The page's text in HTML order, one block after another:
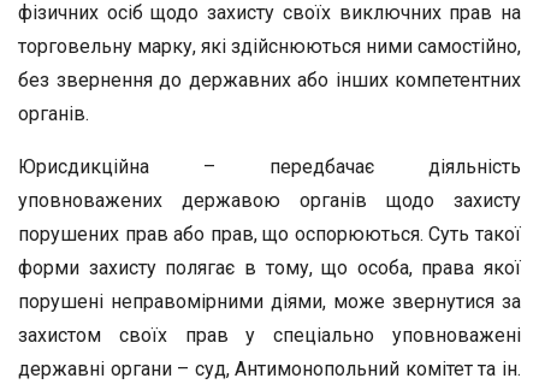
фізичних осіб щодо захисту своїх виключних прав на
торговельну марку, які здійснюються ними самостійно,
без звернення до державних або інших компетентних
органів.
Юрисдикційна – передбачає діяльність
уповноважених державою органів щодо захисту
порушених прав або прав, що оспорюються. Суть такої
форми захисту полягає в тому, що особа, права якої
порушені неправомірними діями, може звернутися за
захистом своїх прав у спеціально уповноважені
державні органи – суд, Антимонопольний комітет та ін.